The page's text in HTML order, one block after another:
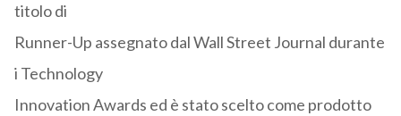
titolo di
Runner-Up assegnato dal Wall Street Journal durante
i Technology
Innovation Awards ed è stato scelto come prodotto